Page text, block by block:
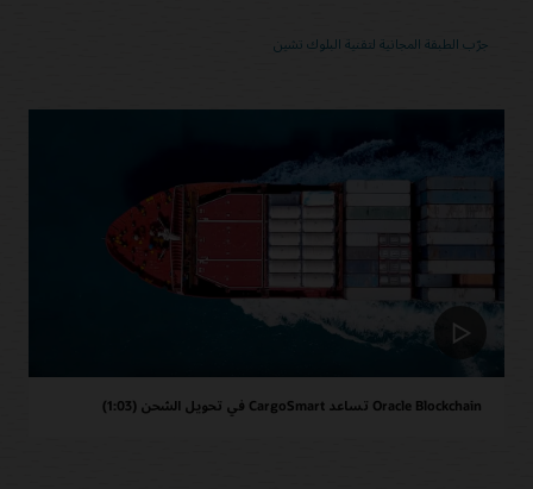
جرّب الطبقة المجانية لتقنية البلوك تشين
Oracle Blockchain تساعد CargoSmart في تحويل الشحن (1:03)